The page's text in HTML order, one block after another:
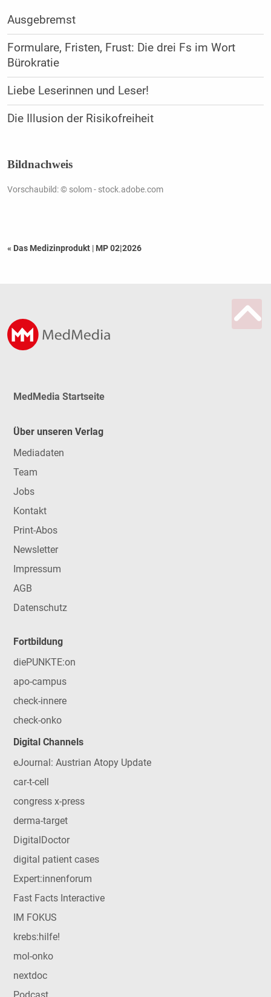
Ausgebremst
Formulare, Fristen, Frust: Die drei Fs im Wort
Bürokratie
Liebe Leserinnen und Leser!
Die Illusion der Risikofreiheit
Bildnachweis
Vorschaubild: © solom - stock.adobe.com
« Das Medizinprodukt | MP 02|2026
MedMedia Startseite
Über unseren Verlag
Mediadaten
Team
Jobs
Kontakt
Print-Abos
Newsletter
Impressum
AGB
Datenschutz
Fortbildung
diePUNKTE:on
apo-campus
check-innere
check-onko
Digital Channels
eJournal: Austrian Atopy Update
car-t-cell
congress x-press
derma-target
DigitalDoctor
digital patient cases
Expert:innenforum
Fast Facts Interactive
IM FOKUS
krebs:hilfe!
mol-onko
nextdoc